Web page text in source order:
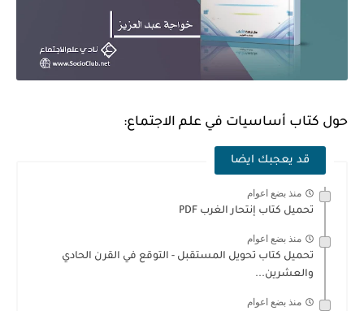
حول كتاب أساسيات في علم الاجتماع:
قد يعجبك ايضا
منذ بضع اعوام
تحميل كتاب إنتحار الغرب PDF
منذ بضع اعوام
تحميل كتاب تحويل المستقبل - التوقع في القرن الحادي
والعشرين...
منذ بضع اعوام